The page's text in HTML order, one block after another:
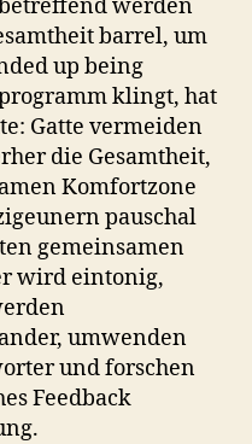
werden
barrel, um
up being
klingt, hat
Gatte vermeiden
die Gesamtheit,
Komfortzone
pauschal
gemeinsamen
wird eintonig,
umwenden
und forschen
Feedback